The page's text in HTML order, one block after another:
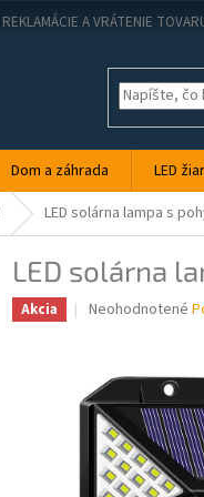
REKLAMÁCIE A VRÁTENIE
Dom a záhrada LED
LED solárna lampa s
LED solárna
Akcia
Priemerné
0,0
z
hviezdičiek.
Neohodnotené